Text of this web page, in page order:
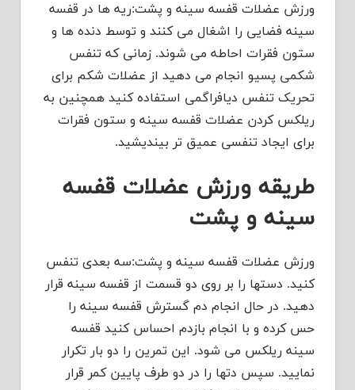
ورزش عضلات قفسه سینه و پشت:ریه ها در قفسه
سینه فضایی را اشغال می کنند و توسط دنده ها و
ستون فقرات احاطه می شوند. زمانی که تنفس
شکمی پسیو انجام می دهید از عضلات شکم برای
تحریک تنفس دیافراگمی استفاده کنید همچنین به
ریلکس کردن عضلات قفسه سینه و ستون فقرات
برای ایجاد تنفسی عمیق تر بیندیشید.
طریقه ورزش عضلات قفسه
سینه و پشت
ورزش عضلات قفسه سینه و پشت:سه بعدی تنفس
کنید. دستها را بر روی دو قسمت از قفسه سینه قرار
دهید. در حال انجام دم گسترش قفسه سینه را
حس کرده و با انجام بازدم احساس کنید قفسه
سینه ریلکس می شود. این تمرین را دو بار تکرار
نمایید. سپس دتها را در دو طرف پایین کمر قرار